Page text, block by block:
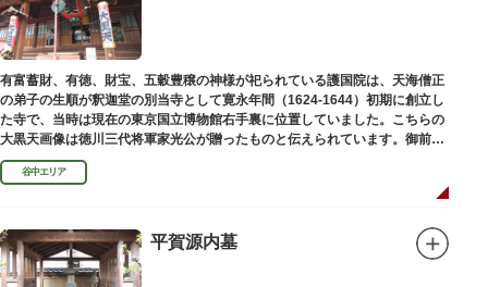
有富蓄財、有徳、財宝、五穀豊穣の神様が祀られている護国院は、天海僧正
の弟子の生順が釈迦堂の別当寺として寛永年間（1624-1644）初期に創立し
た寺で、当時は現在の東京国立博物館右手裏に位置していました。こちらの
大黒天画像は徳川三代将軍家光公が贈ったものと伝えられています。御前立
の大黒天木像は台東区文化財に指定されています。
谷中エリア
平賀源内墓